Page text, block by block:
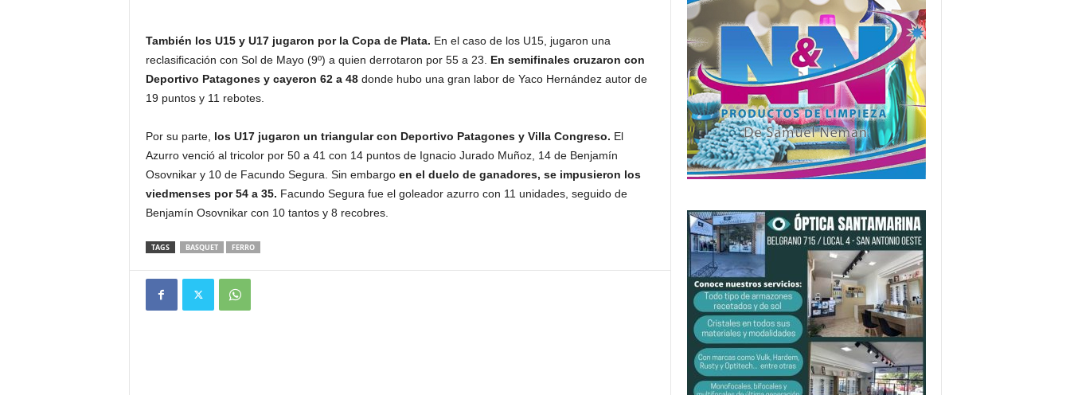
También los U15 y U17 jugaron por la Copa de Plata. En el caso de los U15, jugaron una
reclasificación con Sol de Mayo (9º) a quien derrotaron por 55 a 23. En semifinales cruzaron con
Deportivo Patagones y cayeron 62 a 48donde hubo una gran labor de Yaco Hernández autor de
19 puntos y 11 rebotes.
Por su parte, los U17 jugaron un triangular con Deportivo Patagones y Villa Congreso. El
Azurro venció al tricolor por 50 a 41 con 14 puntos de Ignacio Jurado Muñoz, 14 de Benjamín
Osovnikar y 10 de Facundo Segura. Sin embargo en el duelo de ganadores, se impusieron los
viedmenses por 54 a 35. Facundo Segura fue el goleador azurro con 11 unidades, seguido de
Benjamín Osovnikar con 10 tantos y 8 recobres.
TAGS BASQUET FERRO